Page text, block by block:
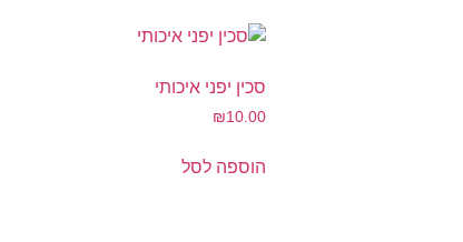
סכין יפני איכותי
₪10.00
הוספה לסל